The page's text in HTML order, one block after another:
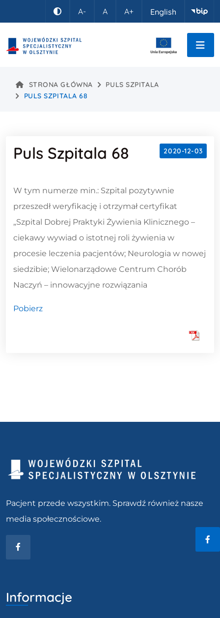
Kontrast
A- A A+ English
STRONA GŁÓWNA
PULS SZPITALA
PULS SZPITALA 68
2020-12-03
Puls Szpitala 68
Treść wpisu
W tym numerze min.: Szpital pozytywnie
przeszedł weryfikację i otrzymał certyfikat
„Szpital Dobrej Praktyki Żywienia Klinicznego –
ciekawy wywiad o istotnej roli żywienia w
procesie leczenia pacjentów; Neurologia w nowej
siedzibie; Wielonarządowe Centrum Chorób
Naczyń – innowacyjne rozwiązania
Pobierz
Pacjent przede wszystkim. Sprawdź również nasze
media społecznościowe.
Informacje